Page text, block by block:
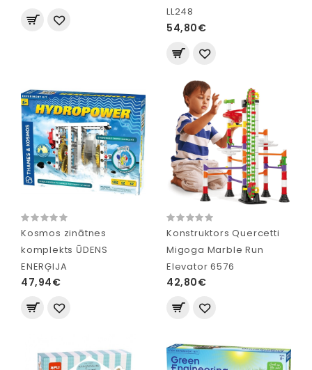
LL248
54,80€
Kosmos zinātnes
komplekts ŪDENS
ENERĢIJA
47,94€
Konstruktors Quercetti
Migoga Marble Run
Elevator 6576
42,80€